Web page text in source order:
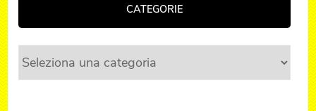
CATEGORIE
Categorie